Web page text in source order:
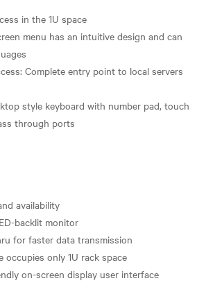
in the 1U space
menu has an intuitive design and can
Complete entry point to local servers
style keyboard with number pad, touch
availability
backlit monitor
for faster data transmission
occupies only 1U rack space
on-screen display user interface